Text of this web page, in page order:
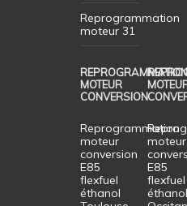
Reprogrammation
moteur 31
REPROGRAMMATION
MOTEUR
CONVERSION
Reprogrammation
moteur
conversion
E85
flexfuel
éthanol
moteur
E85
flexfuel
éthanol